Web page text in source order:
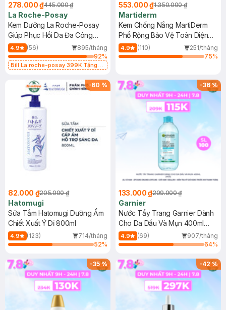
278.000 ₫445.000 ₫
La Roche-Posay
Kem Dưỡng La Roche-Posay
Giúp Phục Hồi Da Đa Công
Dụng 40ml
4.9 (56)
895/tháng
92%
Bill La roche-posay 399K Tặng
(SL có hạn)
553.000 ₫1.350.000 ₫
Martiderm
Kem Chống Nắng MartiDerm
Phổ Rộng Bảo Vệ Toàn Diện
40ml
4.9 (110)
251/tháng
75%
-60 %
82.000 ₫205.000 ₫
Hatomugi
Sữa Tắm Hatomugi Dưỡng Ẩm
Chiết Xuất Ý Dĩ 800ml
4.9 (123)
714/tháng
52%
-36%
133.000 ₫209.000 ₫
Garnier
Nước Tẩy Trang Garnier Dành
Cho Da Dầu Và Mụn 400ml
(Mới)
4.9 (69)
907/tháng
64%
-35% -42%